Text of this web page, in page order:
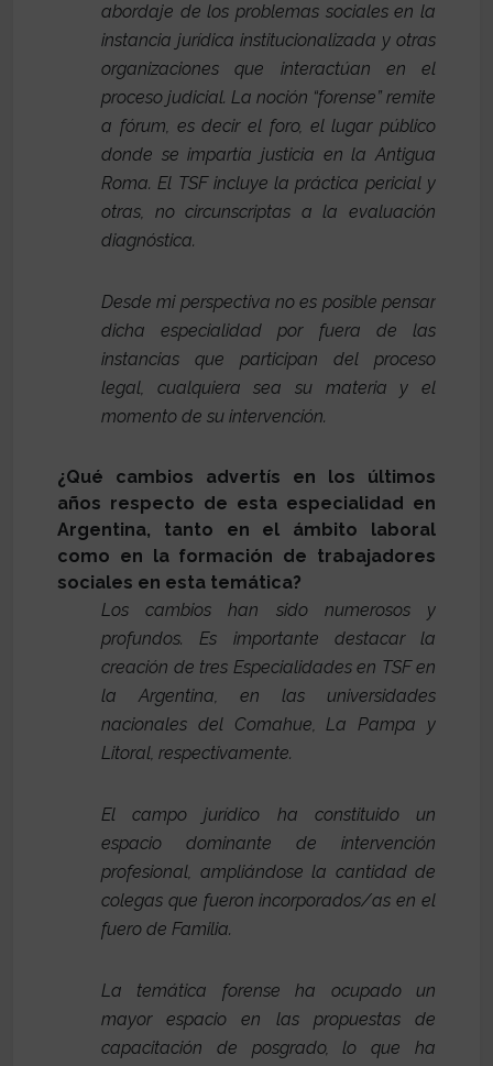
abordaje de los problemas sociales en la
instancia jurídica institucionalizada y otras
organizaciones que interactúan en el
proceso judicial. La noción “forense” remite
a fórum, es decir el foro, el lugar público
donde se impartía justicia en la Antigua
Roma. El TSF incluye la práctica pericial y
otras, no circunscriptas a la evaluación
diagnóstica.
Desde mi perspectiva no es posible pensar
dicha especialidad por fuera de las
instancias que participan del proceso
legal, cualquiera sea su materia y el
momento de su intervención.
¿Qué cambios advertís en los últimos
años respecto de esta especialidad en
Argentina, tanto en el ámbito laboral
como en la formación de trabajadores
sociales en esta temática?
Los cambios han sido numerosos y
profundos. Es importante destacar la
creación de tres Especialidades en TSF en
la Argentina, en las universidades
nacionales del Comahue, La Pampa y
Litoral, respectivamente.
El campo jurídico ha constituido un
espacio dominante de intervención
profesional, ampliándose la cantidad de
colegas que fueron incorporados/as en el
fuero de Familia.
La temática forense ha ocupado un
mayor espacio en las propuestas de
capacitación de posgrado, lo que ha